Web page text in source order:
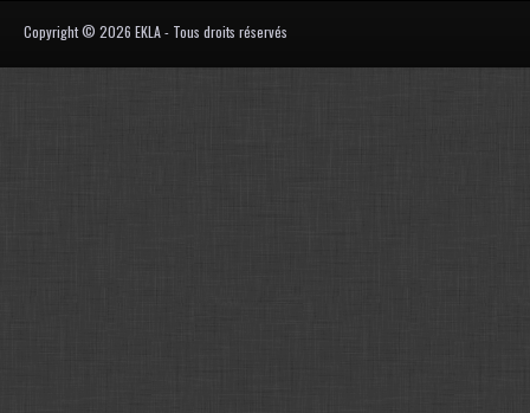
Copyright © 2026 EKLA - Tous droits réservés